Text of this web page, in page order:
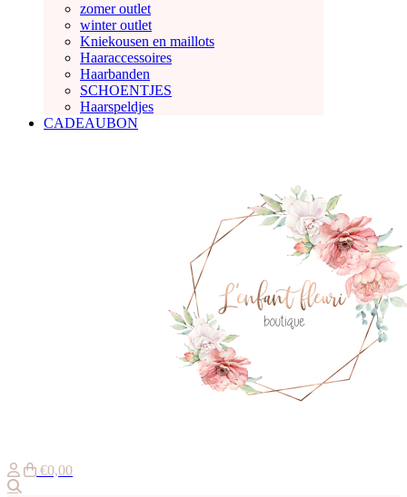
zomer outlet
winter outlet
Kniekousen en maillots
Haaraccessoires
Haarbanden
SCHOENTJES
Haarspeldjes
CADEAUBON
€0,00